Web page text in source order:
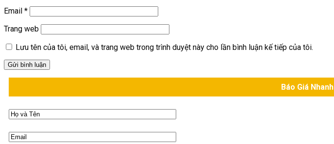
Email *
Trang web
Lưu tên của tôi, email, và trang web trong trình duyệt này cho lần bình luận kế tiếp của tôi.
Báo Giá Nhanh